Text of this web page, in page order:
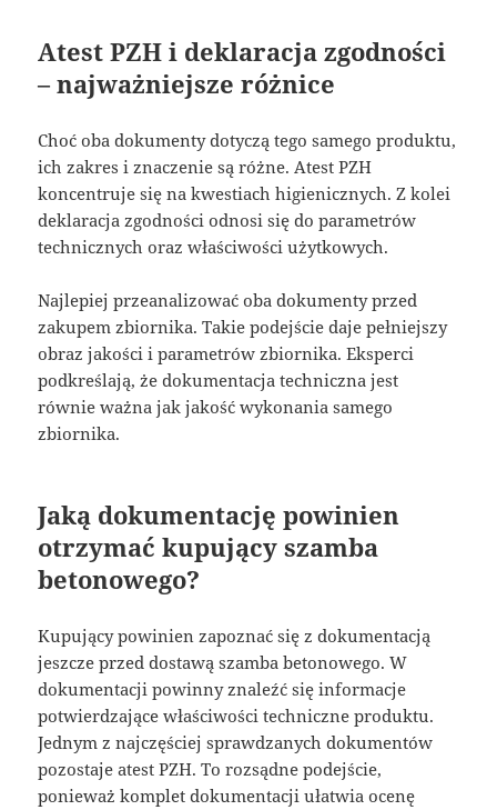
Atest PZH i deklaracja zgodności
– najważniejsze różnice
Choć oba dokumenty dotyczą tego samego produktu,
ich zakres i znaczenie są różne. Atest PZH
koncentruje się na kwestiach higienicznych. Z kolei
deklaracja zgodności odnosi się do parametrów
technicznych oraz właściwości użytkowych.
Najlepiej przeanalizować oba dokumenty przed
zakupem zbiornika. Takie podejście daje pełniejszy
obraz jakości i parametrów zbiornika. Eksperci
podkreślają, że dokumentacja techniczna jest
równie ważna jak jakość wykonania samego
zbiornika.
Jaką dokumentację powinien
otrzymać kupujący szamba
betonowego?
Kupujący powinien zapoznać się z dokumentacją
jeszcze przed dostawą szamba betonowego. W
dokumentacji powinny znaleźć się informacje
potwierdzające właściwości techniczne produktu.
Jednym z najczęściej sprawdzanych dokumentów
pozostaje atest PZH. To rozsądne podejście,
ponieważ komplet dokumentacji ułatwia ocenę